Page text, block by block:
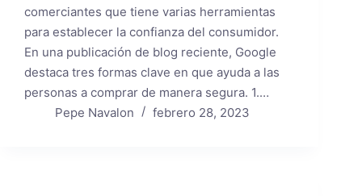
comerciantes que tiene varias herramientas
para establecer la confianza del consumidor.
En una publicación de blog reciente, Google
destaca tres formas clave en que ayuda a las
personas a comprar de manera segura. 1.…
Pepe Navalon
febrero 28, 2023